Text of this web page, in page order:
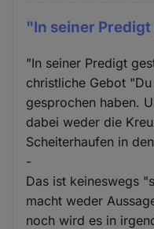
"In seiner
"In seiner Predigt
christliche Gebot
gesprochen haben.
dabei weder die
Scheiterhaufen in
-
Das ist keineswegs
macht weder
noch wird es in